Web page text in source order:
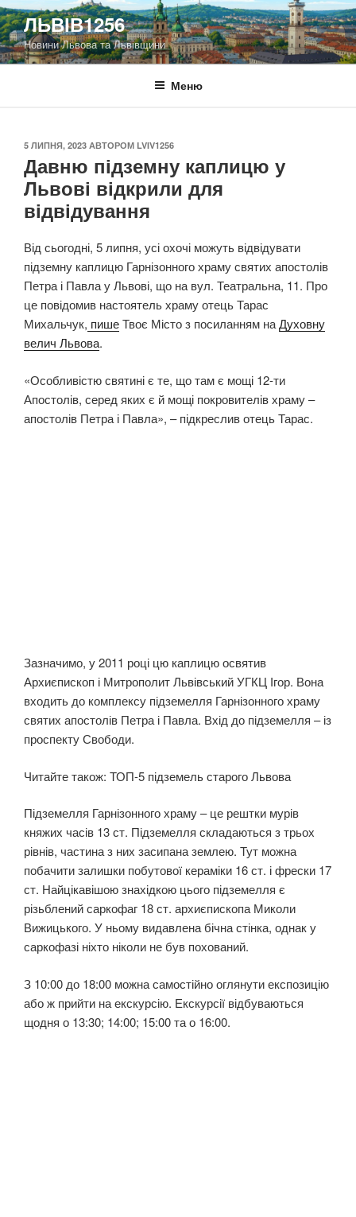
Перейти
до
вмісту
ЛЬВІВ1256
Новини Львова та Львівщини
Меню
ОПУБЛІКОВАНО
5 ЛИПНЯ, 2023 АВТОРОМ LVIV1256
Давню підземну каплицю у
Львові відкрили для
відвідування
Від сьогодні, 5 липня, усі охочі можуть відвідувати
підземну каплицю Гарнізонного храму святих апостолів
Петра і Павла у Львові, що на вул. Театральна, 11. Про
це повідомив настоятель храму отець Тарас
Михальчук, пишеТвоє Місто з посиланням наДуховну
велич Львова.
«Особливістю святині є те, що там є мощі 12-ти
Апостолів, серед яких є й мощі покровителів храму –
апостолів Петра і Павла», – підкреслив отець Тарас.
Зазначимо, у 2011 році цю каплицю освятив
Архиєпископ і Митрополит Львівський УГКЦ Ігор. Вона
входить до комплексу підземелля Гарнізонного храму
святих апостолів Петра і Павла. Вхід до підземелля – із
проспекту Свободи.
Читайте також: ТОП-5 підземель старого Львова
Підземелля Гарнізонного храму – це рештки мурів
княжих часів 13 ст. Підземелля складаються з трьох
рівнів, частина з них засипана землею. Тут можна
побачити залишки побутової кераміки 16 ст. і фрески 17
ст. Найцікавішою знахідкою цього підземелля є
різьблений саркофаг 18 ст. архиєпископа Миколи
Вижицького. У ньому видавлена бічна стінка, однак у
саркофазі ніхто ніколи не був похований.
З 10:00 до 18:00 можна самостійно оглянути експозицію
або ж прийти на екскурсію. Екскурсії відбуваються
щодня о 13:30; 14:00; 15:00 та о 16:00.